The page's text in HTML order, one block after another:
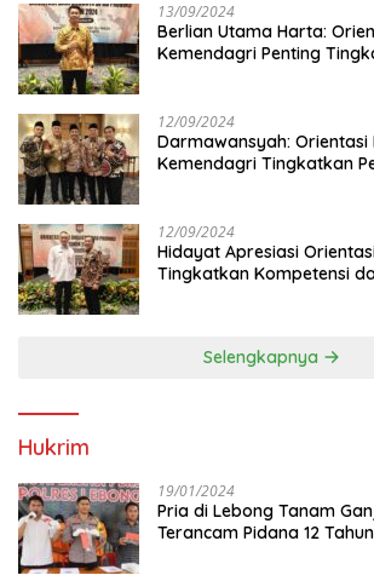
13/09/2024
Berlian Utama Harta:
Kemendagri Penting
12/09/2024
Darmawansyah: Orientasi
Kemendagri Tingkatkan
12/09/2024
Hidayat Apresiasi Orientasi
Tingkatkan Kompetensi
Selengkapnya
Hukrim
19/01/2024
Pria di Lebong Tanam
Terancam Pidana 12 Tahun